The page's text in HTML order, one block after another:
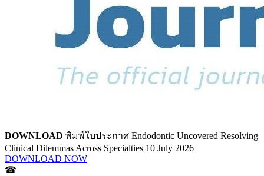
DOWNLOAD พิมพ์ใบประกาศ Endodontic Uncovered Resolving
Clinical Dilemmas Across Specialties 10 July 2026
DOWNLOAD NOW
☎